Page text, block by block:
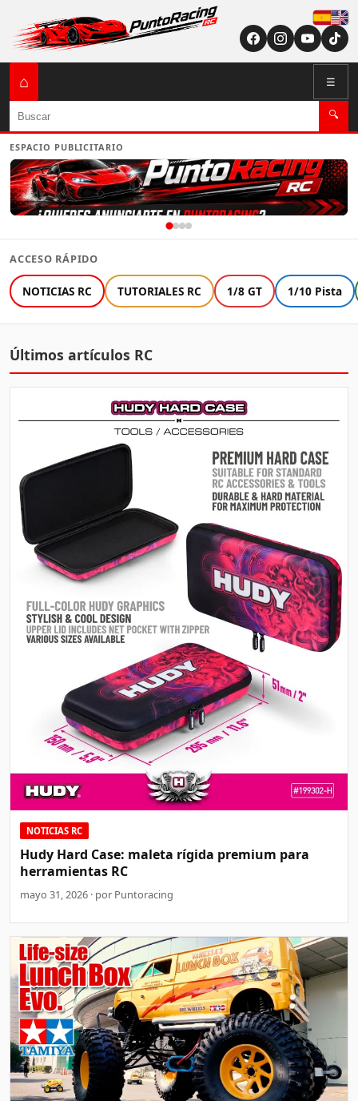
English (US /
⌂ ☰
Buscar 🔍
ESPACIO PUBLICITARIO
ACCESO RÁPIDO
NOTICIAS RC TUTORIALES RC 1/8 GT 1/10 Pista
Últimos artículos RC
NOTICIAS RC
Hudy Hard Case: maleta rígida premium para
herramientas RC
mayo 31, 2026 · por Puntoracing